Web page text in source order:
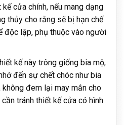
cửa chính, nếu mang dạng
thủy cho rằng sẽ bị hạn chế
độc lập, phụ thuộc vào người
kế này trông giống bia mộ,
đến sự chết chóc như bia
đem lại may mắn cho
tránh thiết kế cửa có hình